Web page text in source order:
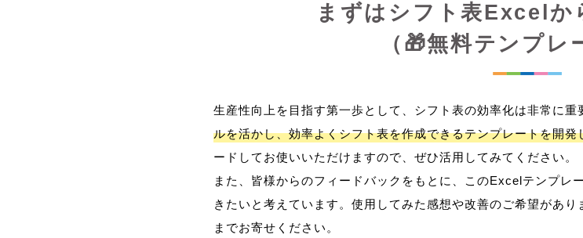
まずはシフト表Excelか
（🎁無料テンプレ
生産性向上を目指す第一歩として、シフト表の効率化は非常に重
ルを活かし、効率よくシフト表を作成できるテンプレートを開発
ードしてお使いいただけますので、ぜひ活用してみてください。
また、皆様からのフィードバックをもとに、このExcelテンプレ
きたいと考えています。使用してみた感想や改善のご希望があ
までお寄せください。